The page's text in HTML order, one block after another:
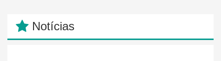
Notícias